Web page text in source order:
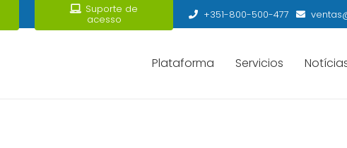
Suporte de
acesso +351-800-500-477
Plataforma Servicios